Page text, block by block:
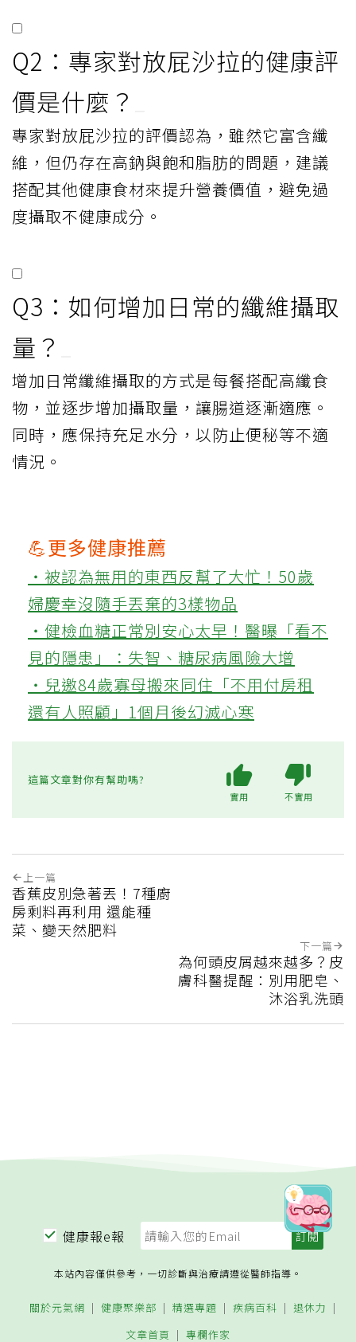
Q2：專家對放屁沙拉的健康評
價是什麼？
專家對放屁沙拉的評價認為，雖然它富含纖
維，但仍存在高鈉與飽和脂肪的問題，建議
搭配其他健康食材來提升營養價值，避免過
度攝取不健康成分。
Q3：如何增加日常的纖維攝取
量？
增加日常纖維攝取的方式是每餐搭配高纖食
物，並逐步增加攝取量，讓腸道逐漸適應。
同時，應保持充足水分，以防止便秘等不適
情況。
💪更多健康推薦
‧被認為無用的東西反幫了大忙！50歲
婦慶幸沒隨手丟棄的3樣物品
‧健檢血糖正常別安心太早！醫曝「看不
見的隱患」：失智、糖尿病風險大增
‧兒邀84歲寡母搬來同住「不用付房租
還有人照顧」1個月後幻滅心寒
這篇文章對你有幫助嗎?
實用 不實用
上一篇
香蕉皮別急著丟！7種廚
房剩料再利用 還能種
菜、變天然肥料
下一篇
為何頭皮屑越來越多？皮
膚科醫提醒：別用肥皂、
沐浴乳洗頭
健康報e報
本站內容僅供參考，一切診斷與治療請遵從醫師指導。
關於元氣網 健康聚樂部 精選專題 疾病百科
退休力
文章首頁
專欄作家